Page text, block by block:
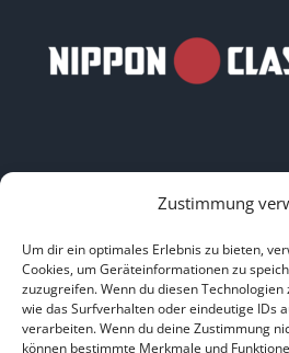
Zustimmung
Um dir ein optimales Erlebnis zu bieten,
Cookies, um Geräteinformationen zu
zuzugreifen. Wenn du diesen
wie das Surfverhalten oder eindeutige IDs
verarbeiten. Wenn du deine Zustimmung
können bestimmte Merkmale und
HOME|ÜBER UNS|IMPRESSUM
BILDNACHWEISE